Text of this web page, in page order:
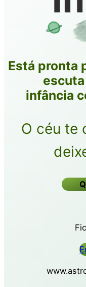
Está pronta
infância
O céu te